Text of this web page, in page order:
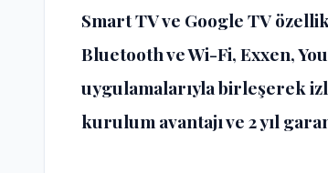
Smart TV ve Google TV
Bluetooth ve Wi-Fi, Exxen,
uygulamalarıyla birleşerek
kurulum avantajı ve 2 yıl